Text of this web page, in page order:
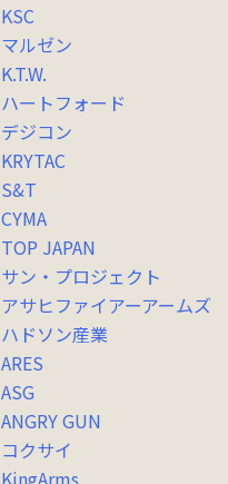
KSC
マルゼン
K.T.W.
ハートフォード
デジコン
KRYTAC
S&T
CYMA
TOP JAPAN
サン・プロジェクト
アサヒファイアーアームズ
ハドソン産業
ARES
ASG
ANGRY GUN
コクサイ
KingArms